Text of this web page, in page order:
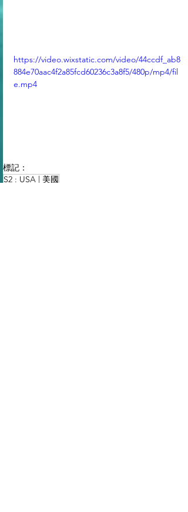
https://video.wixstatic.com/video/44ccdf_ab8
884e70aac4f2a85fcd60236c3a8f5/480p/mp4/fil
e.mp4
標記：
S2 : USA | 美國